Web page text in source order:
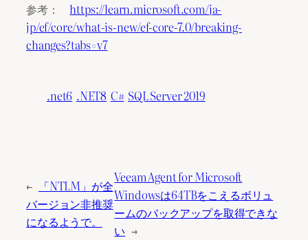
参考：https://learn.microsoft.com/ja-
jp/ef/core/what-is-new/ef-core-7.0/breaking-
changes?tabs=v7
.net6 .NET8 C# SQL Server 2019
←
「NTLM」が全
バージョン非推奨
になるようで。
Veeam Agent for Microsoft
Windowsは64TBをこえるボリュ
ームのバックアップを取得できな
い →